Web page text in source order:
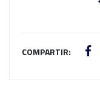
COMPARTIR: